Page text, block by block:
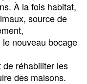
À la fois habitat,
source de
nouveau bocage
réhabiliter les
des maisons.